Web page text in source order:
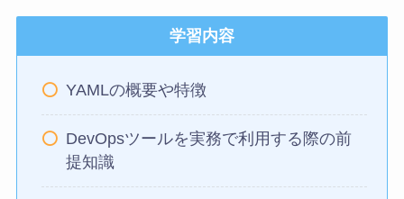
学習内容
YAMLの概要や特徴
DevOpsツールを実務で利用する際の前
提知識